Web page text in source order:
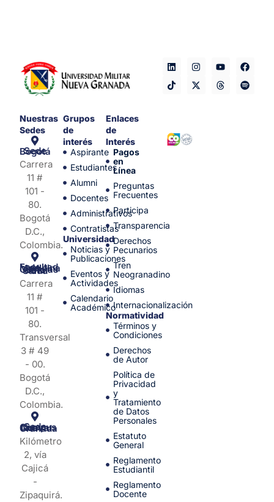
Nuestras
Sedes
Sede Bogotá
Carrera
11 #
101 -
80.
Bogotá
D.C.,
Colombia.
Facultad de Medicina y Ciencias de la Salud
Carrera
11 #
101 -
80.
Transversal
3 # 49
- 00.
Bogotá
D.C.,
Colombia.
Sede Campus Nueva Granada
Kilómetro
2, vía
Cajicá
-
Zipaquirá.
Grupos
de
interés
Aspirante
Estudiantes
Alumni
Docentes
Administrativos
Contratistas
Universidad
Noticias y
Publicaciones
Eventos y
Actividades
Calendario
Académico
Enlaces
de
Interés
Pagos
en
Línea
Preguntas
Frecuentes
Participa
Transparencia
Derechos
Pecunarios
Tren
Neogranadino
Idiomas
Internacionalización
Normatividad
Términos y
Condiciones
Derechos
de Autor
Política de
Privacidad
y
Tratamiento
de Datos
Personales
Estatuto
General
Reglamento
Estudiantil
Reglamento
Docente